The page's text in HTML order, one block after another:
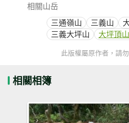
相關山岳
三通嶺山
三義山
三義大坪山
大坪頂山
此版權屬原作者，請
相關相簿